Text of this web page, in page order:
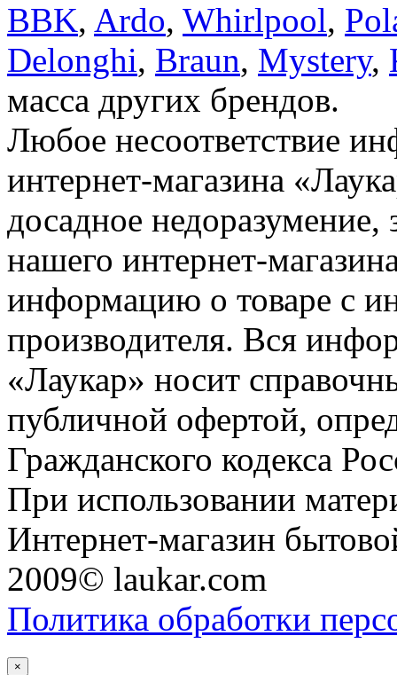
BBK, Ardo, Whirlpool,
Delonghi, Braun, Mystery,
масса других брендов.
Любое несоответствие
интернет-магазина
досадное недоразумение,
нашего интернет-
информацию о товаре с
производителя. Вся
«Лаукар» носит
публичной офертой,
Гражданского кодекса
При использовании
Интернет-магазин
2009© laukar.com
Политика обработки
×